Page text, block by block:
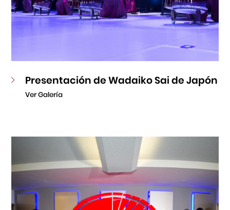
Presentación de Wadaiko Sai de Japón
Ver Galería